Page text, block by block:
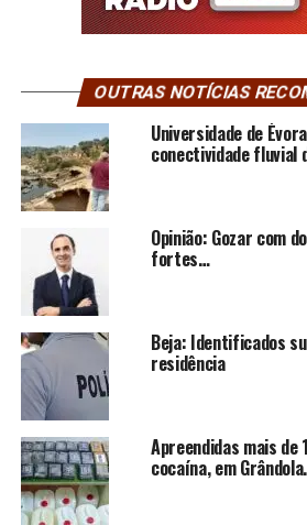
OUTRAS NOTÍCIAS
Universidade de
conectividade fluvial
Opinião: Gozar com
fortes…
Beja: Identificados
residência
Apreendidas mais de
cocaína, em Grândola.